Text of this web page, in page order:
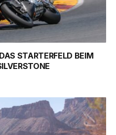
STARTERFELD BEIM